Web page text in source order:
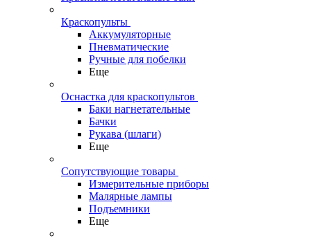
Краскопульты
Аккумуляторные
Пневматические
Ручные для побелки
Еще
Оснастка для краскопультов
Баки нагнетательные
Бачки
Рукава (шлаги)
Еще
Сопутствующие товары
Измерительные приборы
Малярные лампы
Подъемники
Еще